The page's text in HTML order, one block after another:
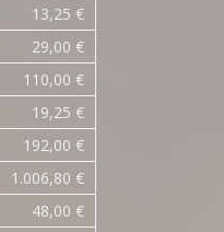
13,25 €
29,00 €
110,00 €
19,25 €
192,00 €
1.006,80 €
48,00 €